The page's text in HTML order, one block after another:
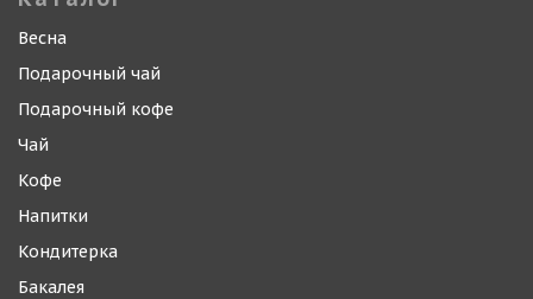
Весна
Подарочный чай
Подарочный кофе
Чай
Кофе
Напитки
Кондитерка
Бакалея